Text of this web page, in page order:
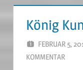
König
FEBRUAR 5,
KOMMENTAR